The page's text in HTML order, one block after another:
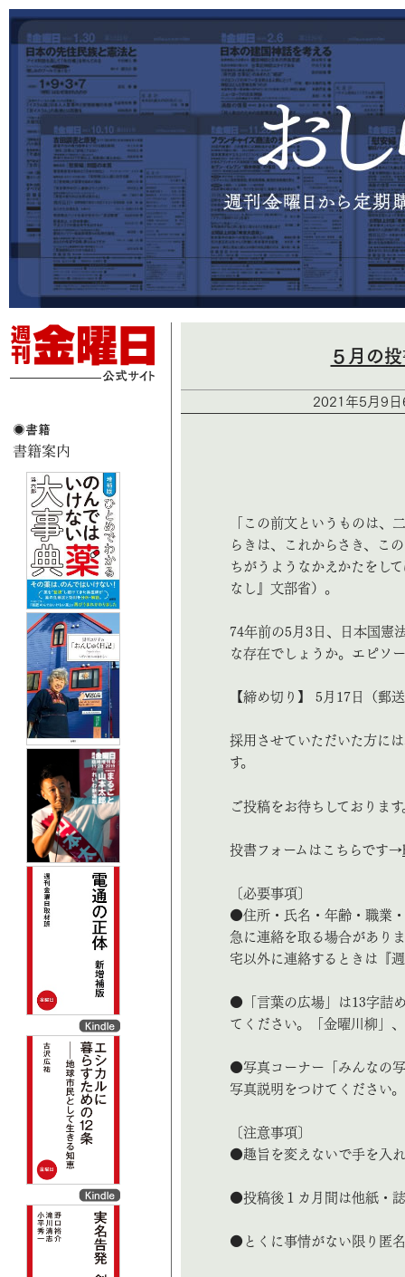
５月の
2021年5月9
「この前文というものは、
らきは、これからさき、こ
ちがうようなかえかたをし
なし』文部省）。
74年前の5月3日、日本国憲
な存在でしょうか。エピソ
【締め切り】 5月17日（郵
採用させていただいた方に
す。
ご投稿をお待ちしております
投書フォームはこちらです→
〔必要事項〕
●住所・氏名・年齢・職業
急に連絡を取る場合があり
宅以外に連絡するときは『
●「言葉の広場」は13字詰
てください。「金曜川柳」
●写真コーナー「みんなの
写真説明をつけてください。
〔注意事項〕
●趣旨を変えないで手を入
●投稿後１カ月間は他紙・
●とくに事情がない限り匿